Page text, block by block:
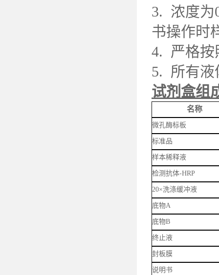
3. 浓度为
书操作时
4. 严格按
5. 所有液
试剂盒组
名称
微孔酶标板
标准品
样本稀释液
检测抗体-HRP
20×洗涤缓冲液
底物A
底物B
终止液
封板膜
说明书